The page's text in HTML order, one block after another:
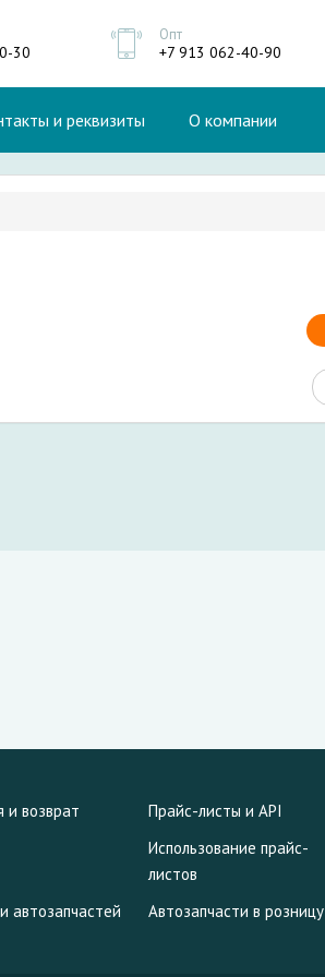
30
Опт
+7 913 062-40-90
и реквизиты О компании
и возврат Прайс-листы и API
Использование прайс-
листов
автозапчастей Автозапчасти в розницу